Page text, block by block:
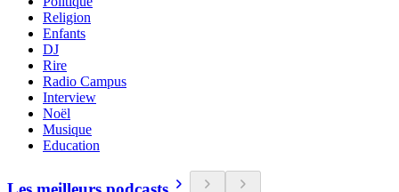
Religion
Enfants
DJ
Rire
Radio Campus
Interview
Noël
Musique
Education